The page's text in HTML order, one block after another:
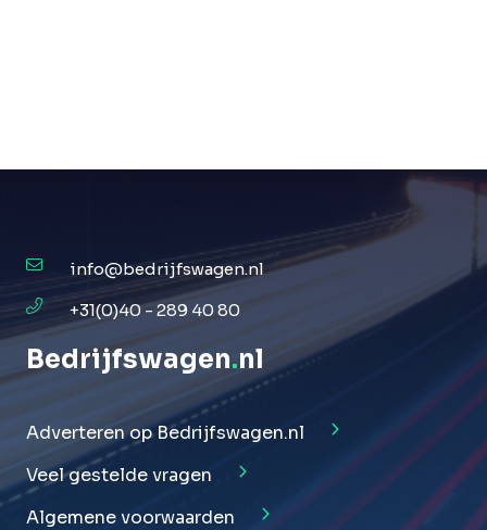
info@bedrijfswagen.nl
+31(0)40 - 289 40 80
Bedrijfswagen.nl
Adverteren op Bedrijfswagen.nl
Veel gestelde vragen
Algemene voorwaarden